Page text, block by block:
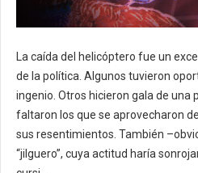
La caída del helicóptero fue un
de la política. Algunos tuvieron
ingenio. Otros hicieron gala de una
faltaron los que se aprovecharon
sus resentimientos. También
“jilguero”, cuya actitud haría